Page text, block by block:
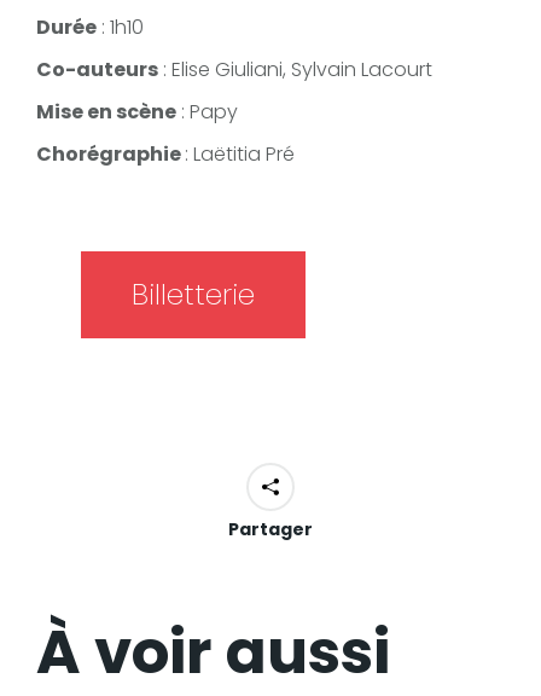
Durée : 1h10
Co-auteurs : Elise Giuliani, Sylvain Lacourt
Mise en scène : Papy
Chorégraphie: Laëtitia Pré
Billetterie
Partager
À voir aussi